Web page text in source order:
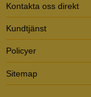
Kontakta oss direkt
Kundtjänst
Policyer
Sitemap